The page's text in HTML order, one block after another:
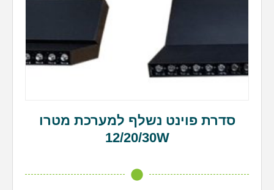
סדרת פוינט נשלף למערכת מטרו
12/20/30W